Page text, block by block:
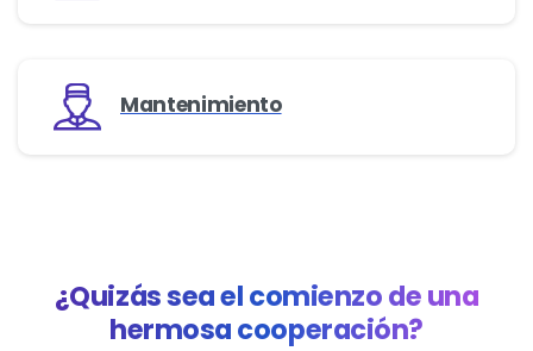
Mantenimiento
¿Quizás sea el comienzo de una
hermosa cooperación?